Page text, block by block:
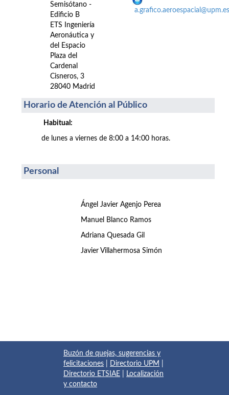
Semisótano -
Edificio B
ETS Ingeniería
Aeronáutica y
del Espacio
Plaza del
Cardenal
Cisneros, 3
28040 Madrid
a.grafico.aeroespacial@upm.es
Horario de Atención al Público
Habitual:
de lunes a viernes de 8:00 a 14:00 horas.
Personal
Ángel Javier Agenjo Perea
Manuel Blanco Ramos
Adriana Quesada Gil
Javier Villahermosa Simón
Buzón de quejas, sugerencias y
felicitaciones
Directorio UPM
Directorio ETSIAE
Localización
y contacto